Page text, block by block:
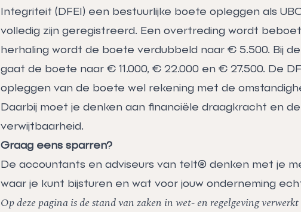
Integriteit (DFEI) een bestuurlijke boete opleggen als
volledig zijn geregistreerd. Een overtreding wordt
herhaling wordt de boete verdubbeld naar € 5.500. Bij
gaat de boete naar € 11.000, € 22.000 en € 27.500. De
opleggen van de boete wel rekening met de
Daarbij moet je denken aan financiële draagkracht en
verwijtbaarheid.
Graag eens sparren?
De accountants en adviseurs van telt® denken met je
waar je kunt bijsturen en wat voor jouw onderneming
Op deze pagina is de stand van zaken in wet- en regelgeving